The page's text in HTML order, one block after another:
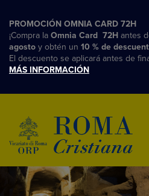
PROMOCIÓN OMNIA CARD 72H
¡Compra la Omnia Card 72H antes
agosto y obtén un 10 % de
El descuento se aplicará antes de
MÁS INFORMACIÓN